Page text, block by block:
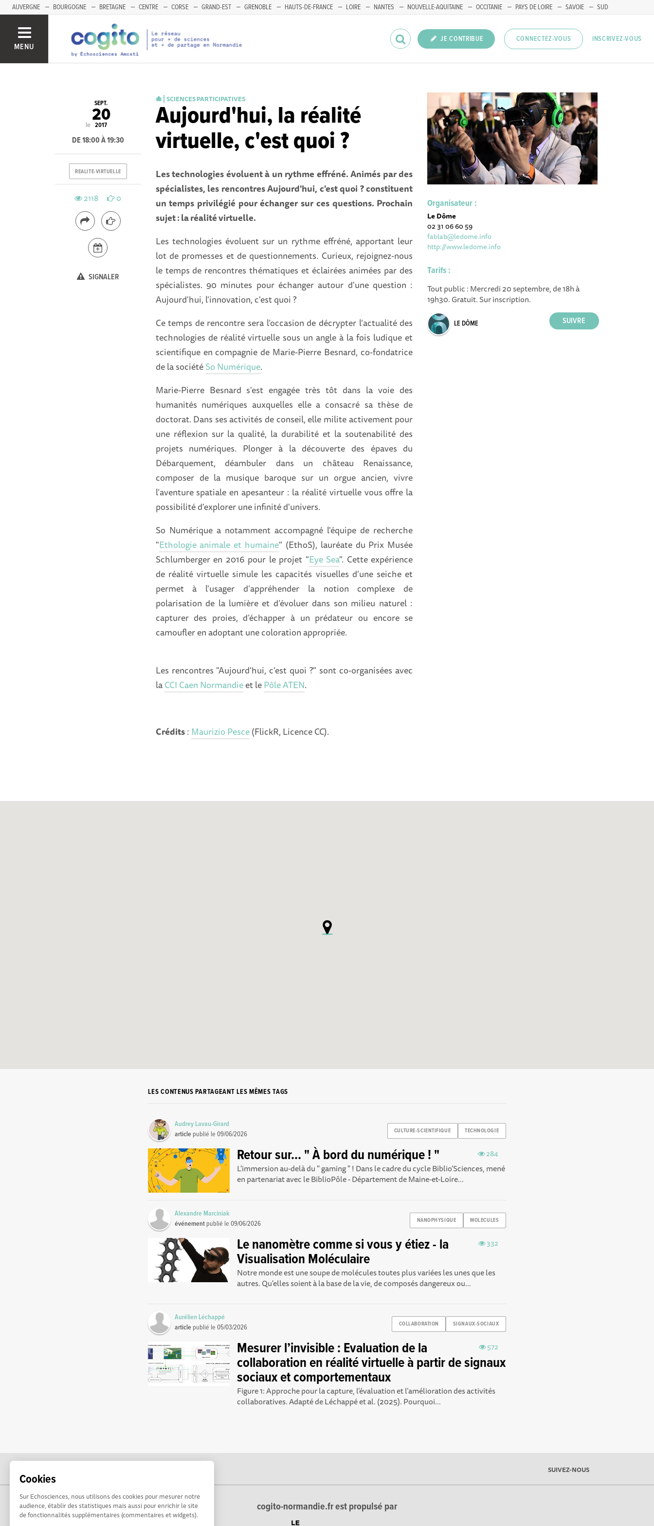
Cookies
Sur Echosciences, nous utilisons des cookies pour mesurer notre
audience, établir des statistiques mais aussi pour enrichir le site
de fonctionnalités supplémentaires (commentaires et widgets).
AUVERGNE BOURGOGNE BRETAGNE CENTRE CORSE GRAND-EST GRENOBLE HAUTS-DE-FRANCE LOIRE NANTES NOUVELLE-AQUITAINE OCCITANIE PAYS DE LOIRE SAVOIE SUD
MENU
JE CONTRIBUE CONNECTEZ-VOUS INSCRIVEZ-VOUS
🐙 ⎜SCIENCES PARTICIPATIVES
Aujourd'hui, la réalité
virtuelle, c'est quoi ?
Les technologies évoluent à un rythme effréné. Animés par des
spécialistes, les rencontres Aujourd'hui, c'est quoi ? constituent
un temps privilégié pour échanger sur ces questions. Prochain
sujet : la réalité virtuelle.
Les technologies évoluent sur un rythme effréné, apportant leur
lot de promesses et de questionnements. Curieux, rejoignez-nous
le temps de rencontres thématiques et éclairées animées par des
spécialistes. 90 minutes pour échanger autour d'une question :
Aujourd'hui, l'innovation, c'est quoi ?
Ce temps de rencontre sera l’occasion de décrypter l’actualité des
technologies de réalité virtuelle sous un angle à la fois ludique et
scientifique en compagnie de Marie-Pierre Besnard, co-fondatrice
de la sociétéSo Numérique.
Marie-Pierre Besnard s'est engagée très tôt dans la voie des
humanités numériques auxquelles elle a consacré sa thèse de
doctorat. Dans ses activités de conseil, elle milite activement pour
une réflexion sur la qualité, la durabilité et la soutenabilité des
projets numériques. Plonger à la découverte des épaves du
Débarquement, déambuler dans un château Renaissance,
composer de la musique baroque sur un orgue ancien, vivre
l’aventure spatiale en apesanteur : la réalité virtuelle vous offre la
possibilité d'explorer une infinité d'univers.
So Numérique a notamment accompagné l'équipe de recherche
"Ethologie animale et humaine" (EthoS), lauréate du Prix Musée
Schlumberger en 2016 pour le projet "Eye Sea". Cette expérience
de réalité virtuelle simule les capacités visuelles d'une seiche et
permet à l'usager d’appréhender la notion complexe de
polarisation de la lumière et d’évoluer dans son milieu naturel :
capturer des proies, d’échapper à un prédateur ou encore se
camoufler en adoptant une coloration appropriée.
Les rencontres "Aujourd'hui, c'est quoi ?" sont co-organisées avec
laCCI Caen Normandieet lePôle ATEN.
Crédits: Maurizio Pesce(FlickR, Licence CC).
Organisateur :
Le Dôme
02 31 06 60 59
fablab@ledome.info
http://www.ledome.info
Tarifs :
Tout public : Mercredi 20 septembre, de 18h à
19h30. Gratuit. Sur inscription.
LE DÔME
le
SEPT.
20
2017
DE 18:00 À 19:30
REALITE-VIRTUELLE
2118 0
SIGNALER
LES CONTENUS PARTAGEANT LES MÊMES TAGS
CULTURE-SCIENTIFIQUE TECHNOLOGIE
Audrey Lavau-Girard
article publié le09/06/2026
284
Retour sur... " À bord du numérique ! "
L'immersion au-delà du " gaming " ! Dans le cadre du cycle Biblio’Sciences , mené
en partenariat avec le BiblioPôle - Département de Maine-et-Loire...
NANOPHYSIQUE MOLECULES
Alexandre Marciniak
événement publié le09/06/2026
332
Le nanomètre comme si vous y étiez - la
Visualisation Moléculaire
Notre monde est une soupe de molécules toutes plus variées les unes que les
autres. Qu'elles soient à la base de la vie, de composés dangereux ou...
COLLABORATION SIGNAUX-SOCIAUX
Aurélien Léchappé
article publié le05/03/2026
572
Mesurer l’invisible : Evaluation de la
collaboration en réalité virtuelle à partir de signaux
sociaux et comportementaux
Figure 1: Approche pour la capture, l’évaluation et l’amélioration des activités
collaboratives. Adapté de Léchappé et al. (2025). Pourquoi...
SUIVEZ-NOUS
cogito-normandie.fr est propulsé par